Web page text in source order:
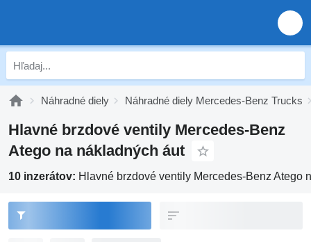
Náhradné diely Náhradné diely Mercedes-Benz Trucks
Hlavné brzdové ventily Mercedes-Benz
Atego na nákladných áut
10 inzerátov: Hlavné brzdové ventily Mercedes-Benz Atego